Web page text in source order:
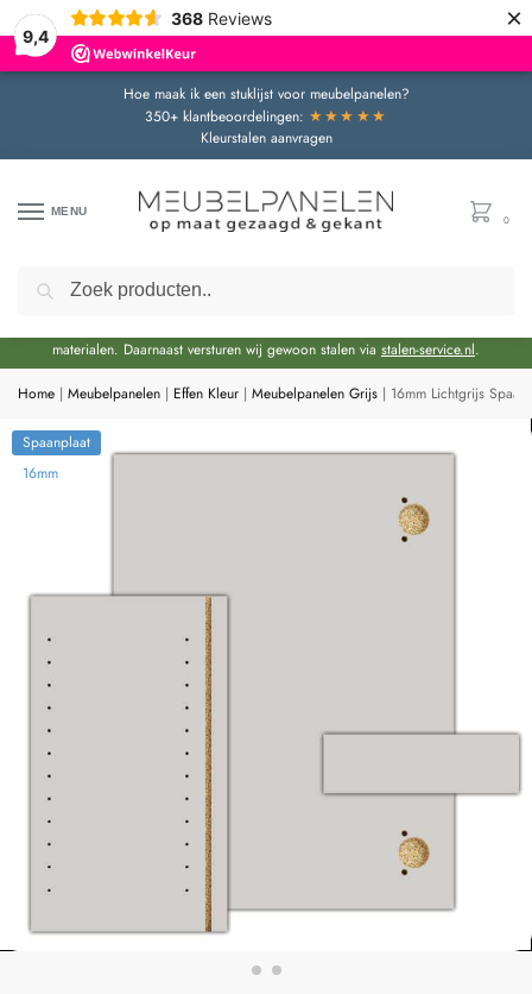
9,4
368 Reviews ×
Hoe maak ik een stuklijst voor meubelpanelen?
350+ klantbeoordelingen: ★★★★★
Kleurstalen aanvragen
MENU
0
Door de bouwvakperiode geldt momenteel een extra levertijd van circa 3 weken
materialen. Daarnaast versturen wij gewoon stalen via stalen-service.nl.
Home | Meubelpanelen | Effen Kleur | Meubelpanelen Grijs | 16mm Lichtgrijs
Spaanplaat
16mm